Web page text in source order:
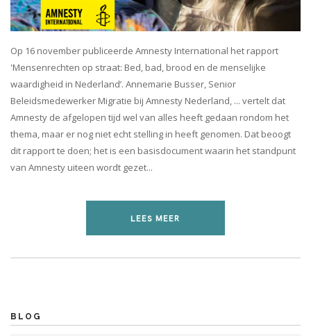
Op 16 november publiceerde Amnesty International het rapport
'Mensenrechten op straat: Bed, bad, brood en de menselijke
waardigheid in Nederland’. Annemarie Busser, Senior
Beleidsmedewerker Migratie bij Amnesty Nederland, ... vertelt dat
Amnesty de afgelopen tijd wel van alles heeft gedaan rondom het
thema, maar er nog niet echt stelling in heeft genomen. Dat beoogt
dit rapport te doen; het is een basisdocument waarin het standpunt
van Amnesty uiteen wordt gezet...
LEES MEER
BLOG